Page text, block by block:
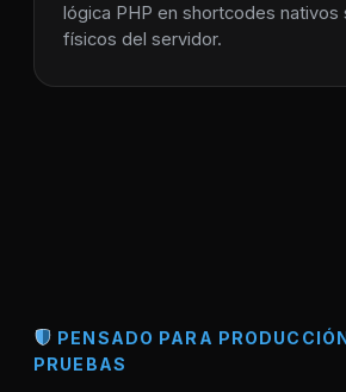
lógica PHP en shortcodes nativos
físicos del servidor.
PENSADO PARA
PRUEBAS